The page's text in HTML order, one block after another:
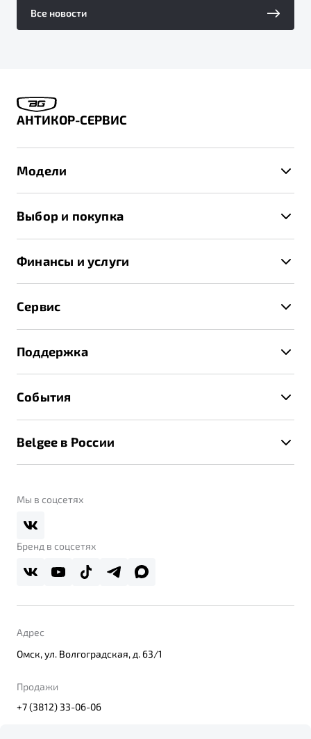
Все новости
АНТИКОР-СЕРВИС
Модели
X70
Выбор и покупка
Спецпредложения и Акции
Записаться на тест-драйв
Получить предложение
Финансы и услуги
Трейд-ин
Страхование
Расчет КАСКО
Сервис
Руководство по эксплуатации
Техническое обслуживание
Калькулятор ТО
Поддержка
Помощь на дорогах
Belgee Линк
Реферальная программа
События
Контакты
Belgee в России
О дилерском центре
Правовая информация
Мы в соцсетях
Бренд в соцсетях
Адрес
Омск, ул. Волгоградская, д. 63/1
Продажи
+7 (3812) 33-06-06